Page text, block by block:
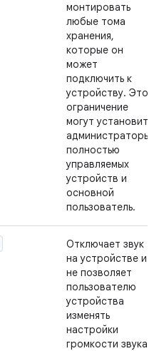
монтировать
любые тома
хранения,
которые он
может
подключить к
устройству. Это
ограничение
могут установить
администраторы
полностью
управляемых
устройств и
основной
пользователь.
Отключает звук
на устройстве и
не позволяет
пользователю
устройства
изменять
настройки
громкости звука